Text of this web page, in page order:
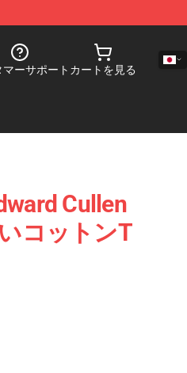
マーサポート カートを見る
Cullen
コットンT